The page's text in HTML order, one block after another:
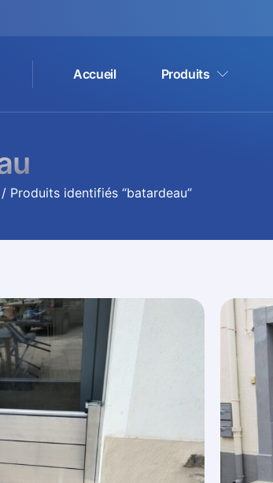
Accueil Produits
/ Produits identifiés “batardeau”